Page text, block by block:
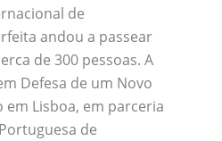
de
andou a passear
de 300 pessoas. A
Defesa de um Novo
Lisboa, em parceria
de